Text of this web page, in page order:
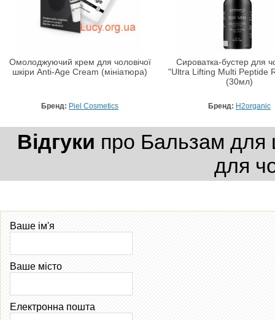
Омолоджуючий крем для чоловічої
шкіри Anti-Age Сream (мініатюра)
Бренд: Piel Cosmetics
Сироватка-бустер для
"Ultra Lifting Multi Peptide
(30мл)
Бренд: H2organic
Відгуки про Бальзам для
для
Ваше ім'я
Ваше місто
Електронна пошта